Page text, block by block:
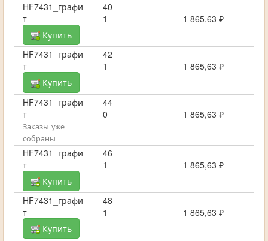
HF7431_графи
т
40
1
1 865,63 ₽
Купить
HF7431_графи
т
42
1
1 865,63 ₽
Купить
HF7431_графи
т
44
0
1 865,63 ₽
Заказы уже
собраны
HF7431_графи
т
46
1
1 865,63 ₽
Купить
HF7431_графи
т
48
1
1 865,63 ₽
Купить